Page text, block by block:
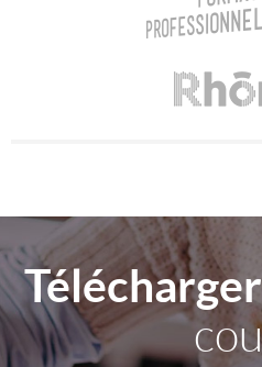
Télécharger